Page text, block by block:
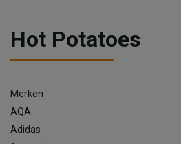
Hot Potatoes
Merken
AQA
Adidas